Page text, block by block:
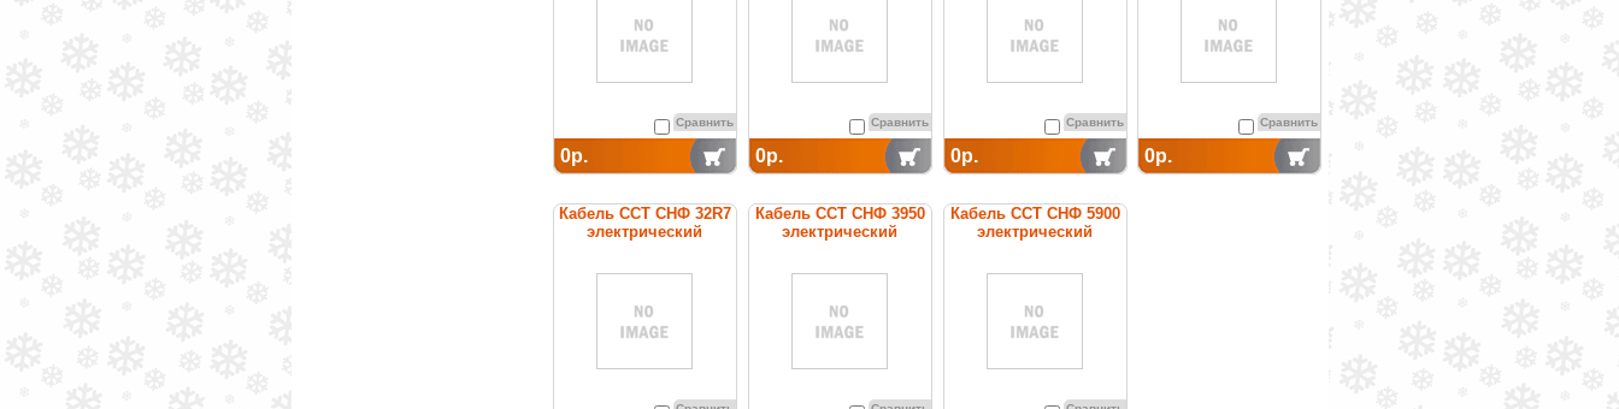
Сравнить
0р.
Сравнить
0р.
Сравнить
0р.
Сравнить
0р.
Кабель ССТ СНФ 32R7
электрический
Кабель ССТ СНФ 3950
электрический
Кабель ССТ СНФ 5900
электрический